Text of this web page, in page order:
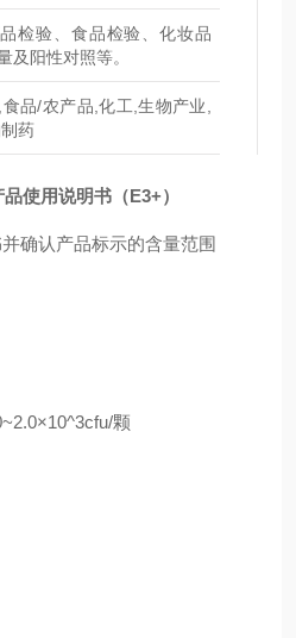
检验、食品检验、化妆品
及阳性对照等。
品/农产品,化工,生物产业,
药
使用说明书（E3+）
确认产品标示的含量范围
颗